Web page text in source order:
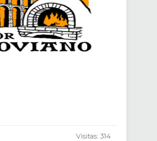
Visitas: 314